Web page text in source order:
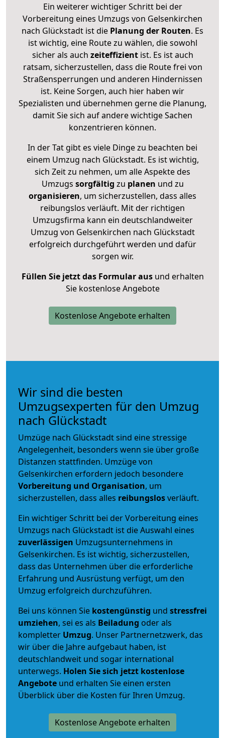
Ein weiterer wichtiger Schritt bei der
Vorbereitung eines Umzugs von Gelsenkirchen
nach Glückstadt ist die Planung der Routen. Es
ist wichtig, eine Route zu wählen, die sowohl
sicher als auch zeiteffizientist. Es ist auch
ratsam, sicherzustellen, dass die Route frei von
Straßensperrungen und anderen Hindernissen
ist. Keine Sorgen, auch hier haben wir
Spezialisten und übernehmen gerne die Planung,
damit Sie sich auf andere wichtige Sachen
konzentrieren können.
In der Tat gibt es viele Dinge zu beachten bei
einem Umzug nach Glückstadt. Es ist wichtig,
sich Zeit zu nehmen, um alle Aspekte des
Umzugs sorgfältig zu planen und zu
organisieren, um sicherzustellen, dass alles
reibungslos verläuft. Mit der richtigen
Umzugsfirma kann ein deutschlandweiter
Umzug von Gelsenkirchen nach Glückstadt
erfolgreich durchgeführt werden und dafür
sorgen wir.
Füllen Sie jetzt das Formular ausund erhalten
Sie kostenlose Angebote
Kostenlose Angebote erhalten
Wir sind die besten
Umzugsexperten für den Umzug
nach Glückstadt
Umzüge nach Glückstadt sind eine stressige
Angelegenheit, besonders wenn sie über große
Distanzen stattfinden. Umzüge von
Gelsenkirchen erfordern jedoch besondere
Vorbereitung und Organisation, um
sicherzustellen, dass alles reibungslosverläuft.
Ein wichtiger Schritt bei der Vorbereitung eines
Umzugs nach Glückstadt ist die Auswahl eines
zuverlässigen Umzugsunternehmens in
Gelsenkirchen. Es ist wichtig, sicherzustellen,
dass das Unternehmen über die erforderliche
Erfahrung und Ausrüstung verfügt, um den
Umzug erfolgreich durchzuführen.
Bei uns können Sie kostengünstig und stressfrei
umziehen, sei es als Beiladung oder als
kompletter Umzug. Unser Partnernetzwerk, das
wir über die Jahre aufgebaut haben, ist
deutschlandweit und sogar international
unterwegs. Holen Sie sich jetzt kostenlose
Angebote und erhalten Sie einen ersten
Überblick über die Kosten für Ihren Umzug.
Kostenlose Angebote erhalten